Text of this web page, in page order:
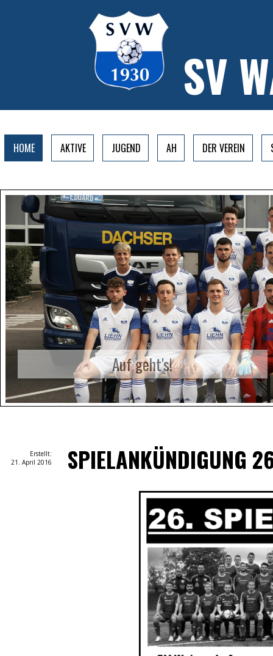
SV
HOME AKTIVE JUGEND AH DER VEREIN
Auf geht's!
Erstellt:
21. April 2016
SPIELANKÜNDIGUNG